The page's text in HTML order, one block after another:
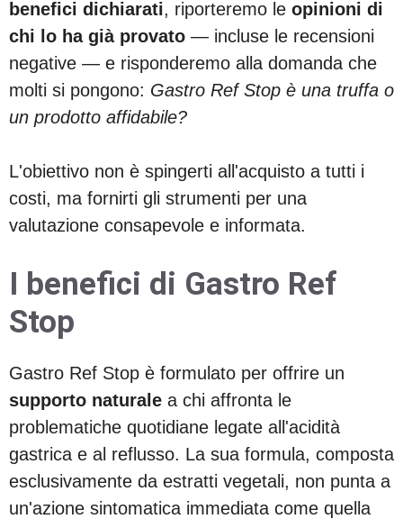
benefici dichiarati, riporteremo le opinioni di
chi lo ha già provato — incluse le recensioni
negative — e risponderemo alla domanda che
molti si pongono: Gastro Ref Stop è una truffa o
un prodotto affidabile?
L'obiettivo non è spingerti all'acquisto a tutti i
costi, ma fornirti gli strumenti per una
valutazione consapevole e informata.
I benefici di Gastro Ref
Stop
Gastro Ref Stop è formulato per offrire un
supporto naturale a chi affronta le
problematiche quotidiane legate all'acidità
gastrica e al reflusso. La sua formula, composta
esclusivamente da estratti vegetali, non punta a
un'azione sintomatica immediata come quella